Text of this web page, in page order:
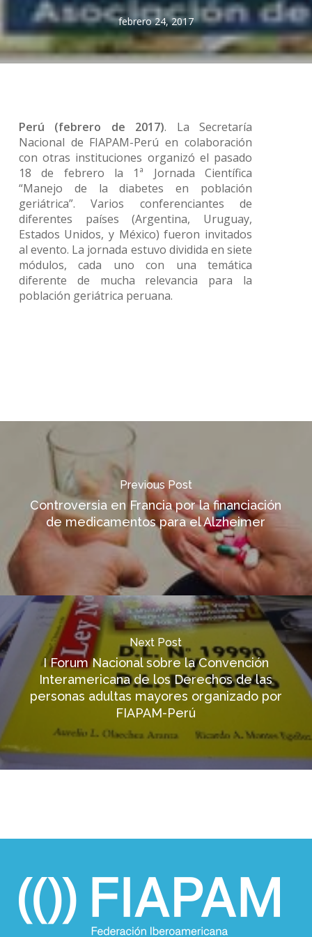
febrero 24, 2017
Perú (febrero de 2017). La Secretaría
Nacional de FIAPAM-Perú en colaboración
con otras instituciones organizó el pasado
18 de febrero la 1ª Jornada Científica
“Manejo de la diabetes en población
geriátrica”. Varios conferenciantes de
diferentes países (Argentina, Uruguay,
Estados Unidos, y México) fueron invitados
al evento. La jornada estuvo dividida en siete
módulos, cada uno con una temática
diferente de mucha relevancia para la
población geriátrica peruana.
Previous Post
Controversia en Francia por la financiación
de medicamentos para el Alzheimer
Next Post
I Forum Nacional sobre la Convención
Interamericana de los Derechos de las
personas adultas mayores organizado por
FIAPAM-Perú